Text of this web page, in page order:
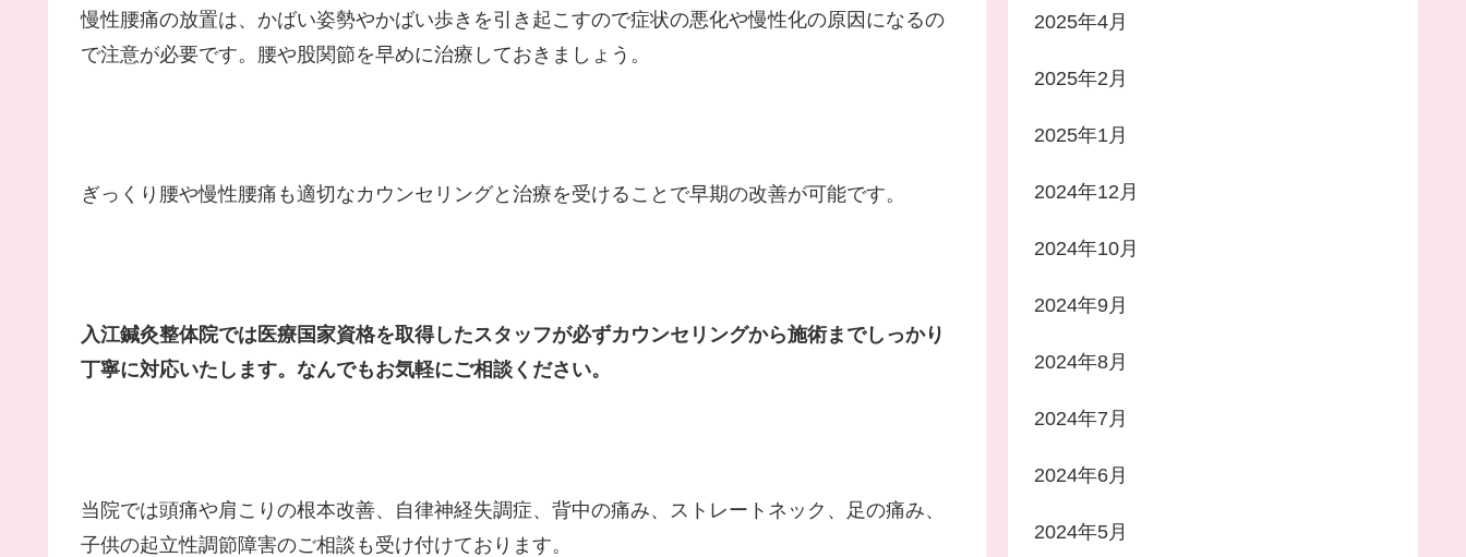
慢性腰痛の放置は、かばい姿勢やかばい歩きを引き起こすので症状の悪化や慢性化の原因になるの
で注意が必要です。腰や股関節を早めに治療しておきましょう。
ぎっくり腰や慢性腰痛も適切なカウンセリングと治療を受けることで早期の改善が可能です。
入江鍼灸整体院では医療国家資格を取得したスタッフが必ずカウンセリングから施術までしっかり
丁寧に対応いたします。なんでもお気軽にご相談ください。
当院では頭痛や肩こりの根本改善、自律神経失調症、背中の痛み、ストレートネック、足の痛み、
子供の起立性調節障害のご相談も受け付けております。
2025年4月
2025年2月
2025年1月
2024年12月
2024年10月
2024年9月
2024年8月
2024年7月
2024年6月
2024年5月